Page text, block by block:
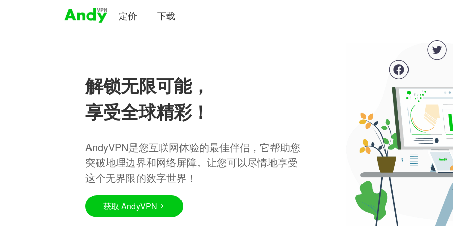
定价 下载
解锁无限可能，
享受全球精彩！
AndyVPN是您互联网体验的最佳伴侣，它帮助您
突破地理边界和网络屏障。让您可以尽情地享受
这个无界限的数字世界！
获取 AndyVPN